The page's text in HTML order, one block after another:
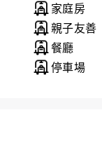
家庭房
親子友善
餐廳
停車場